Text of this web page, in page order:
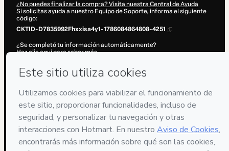
¿No puedes finalizar la compra? Visita nuestra Central de Ayuda
Si solicitas ayuda a nuestro Equipo de Soporte, informa el siguiente
código:
CKTID-D7835992Fhxxisa4y1-1786084864808-4251
¿Se completó tu información automáticamente?
Haz clic aquí para saber más.
está procesando este pedido en nombre deOscar Orozco
de Hotmarty (iii) soy mayor de edad o autorizado y acompañado por
un tutor legal.
Más información sobre tu compra aquí.
Hotmart ©2026- Todos los derechos reservados